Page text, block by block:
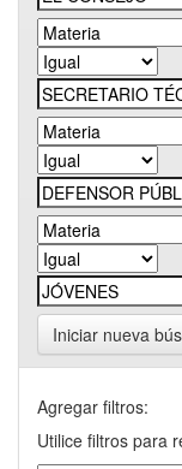
Iniciar nueva
Agregar filtros:
Utilice filtros para